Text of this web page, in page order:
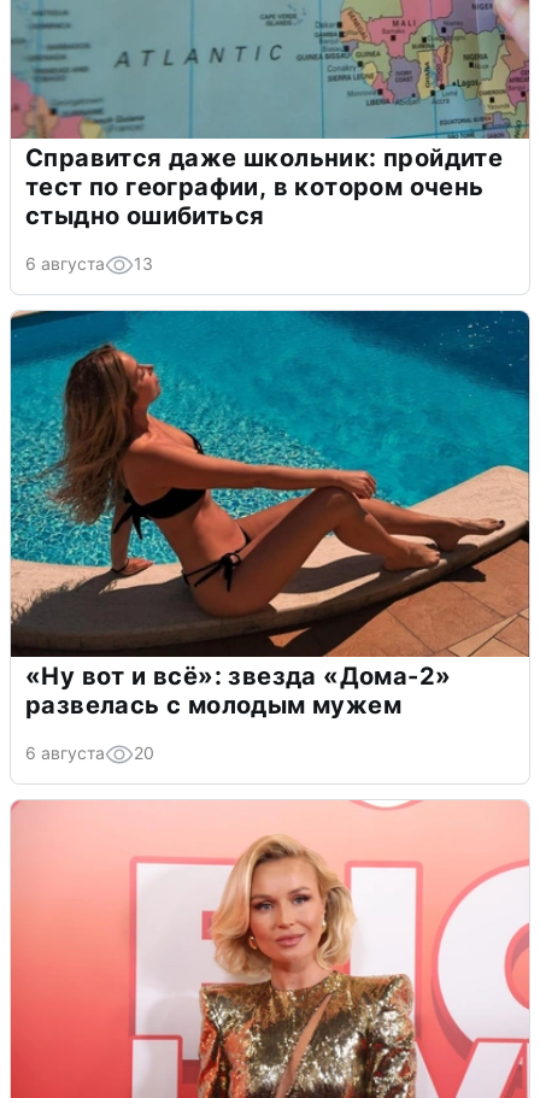
Справится даже школьник: пройдите
тест по географии, в котором очень
стыдно ошибиться
6 августа 13
«Ну вот и всё»: звезда «Дома-2»
развелась с молодым мужем
6 августа 20